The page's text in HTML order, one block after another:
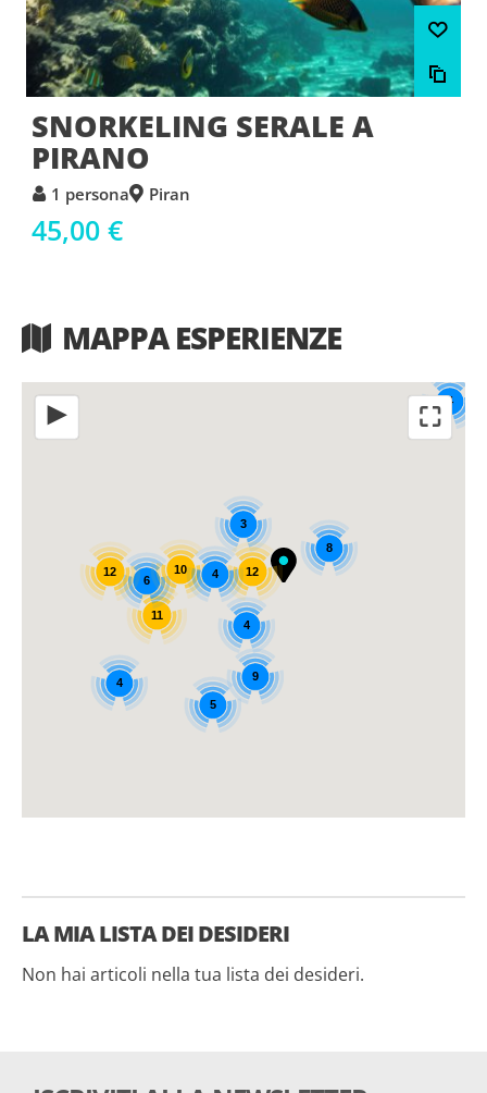
SNORKELING SERALE A
PIRANO
1 persona Piran
45,00 €
MAPPA ESPERIENZE
⛶
3
11
6
8
4
12 10 12
4 9
4
4
5
◀
LA MIA LISTA DEI DESIDERI
Non hai articoli nella tua lista dei desideri.